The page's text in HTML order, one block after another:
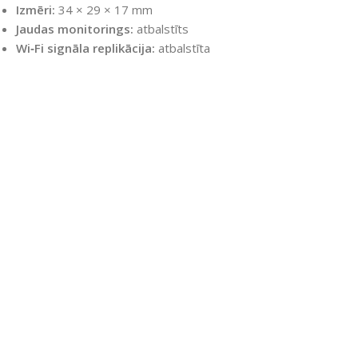
Izmēri: 34 × 29 × 17 mm
Jaudas monitorings: atbalstīts
Wi‑Fi signāla replikācija: atbalstīta